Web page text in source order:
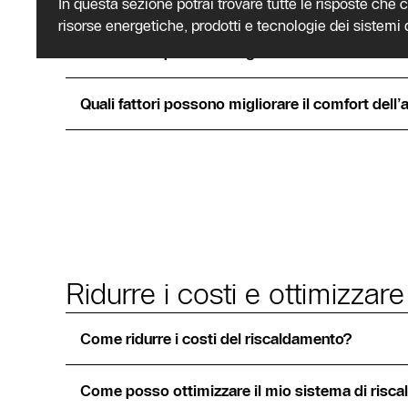
In questa sezione potrai trovare tutte le risposte che
risorse energetiche, prodotti e tecnologie dei sistemi
Quali fattori possono migliorare il comfort
Ridurre i costi e
Come ridurre i costi del riscaldamento?
Come posso ottimizzare il mio sistema di